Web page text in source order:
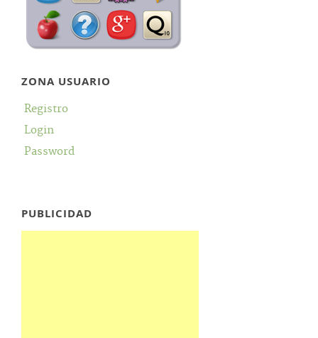
ZONA USUARIO
Registro
Login
Password
PUBLICIDAD